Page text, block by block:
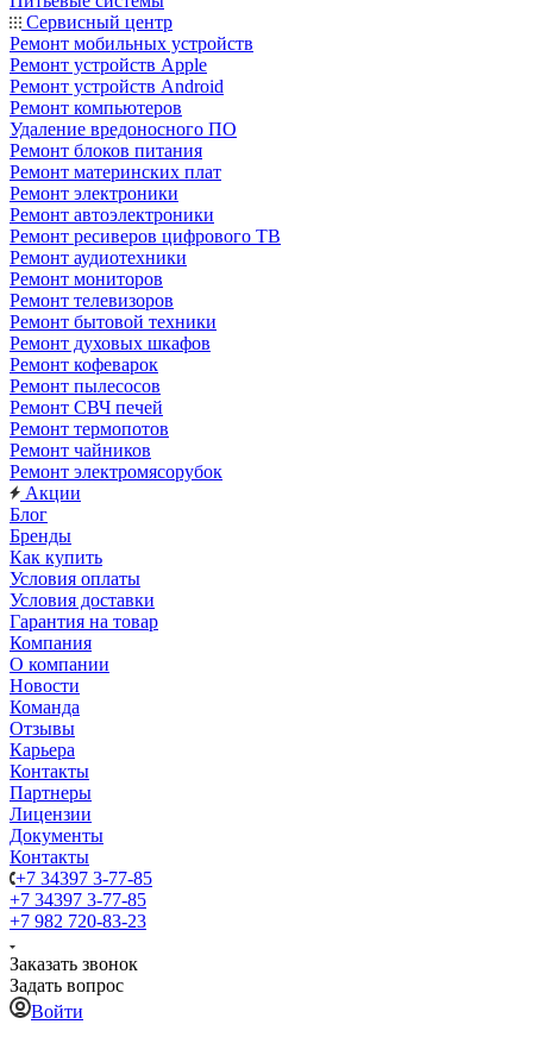
Сервисный центр
Ремонт мобильных устройств
Ремонт устройств Apple
Ремонт устройств Android
Ремонт компьютеров
Удаление вредоносного ПО
Ремонт блоков питания
Ремонт материнских плат
Ремонт электроники
Ремонт автоэлектроники
Ремонт ресиверов цифрового ТВ
Ремонт аудиотехники
Ремонт мониторов
Ремонт телевизоров
Ремонт бытовой техники
Ремонт духовых шкафов
Ремонт кофеварок
Ремонт пылесосов
Ремонт СВЧ печей
Ремонт термопотов
Ремонт чайников
Ремонт электромясорубок
Акции
Блог
Бренды
Как купить
Условия оплаты
Условия доставки
Гарантия на товар
Компания
О компании
Новости
Команда
Отзывы
Карьера
Контакты
Партнеры
Лицензии
Документы
Контакты
+7 34397 3-77-85
+7 34397 3-77-85
+7 982 720-83-23
Заказать звонок
Задать вопрос
Войти